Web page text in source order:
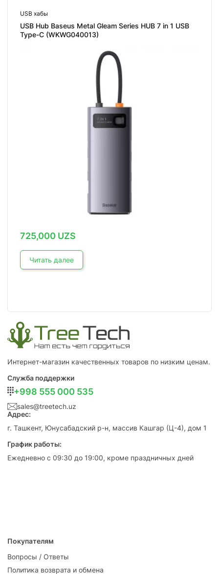
USB хабы
USB Hub Baseus Metal Gleam Series HUB 7 in 1 USB
Type-C (WKWG040013)
725,000 UZS
Читать далее
Интернет-магазин качественных товаров по низким ценам.
Служба поддержки
+998 555 000 535
sales@treetech.uz
Адрес:
г. Ташкент, Юнусабадский р-н, массив Кашгар (Ц-4), дом 1
График работы:
Ежедневно с 09:30 до 19:00, кроме праздничных дней
Покупателям
Вопросы / Ответы
Политика возврата и обмена